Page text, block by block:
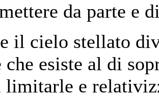
da parte e
il cielo stellato
che esiste al di
limitarle e